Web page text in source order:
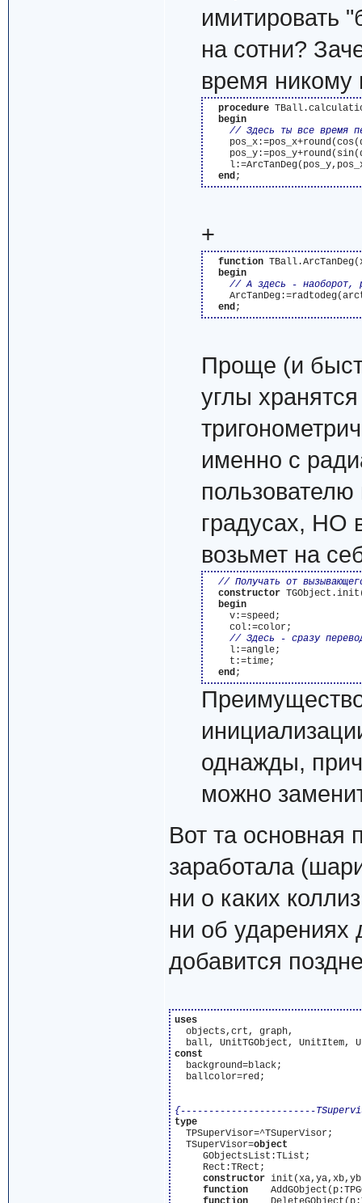
имитировать
на сотни?
время никому
procedure
begin
end
+
function
begin
end
Проще (и
углы
именно с
пользователю
градусах, НО
возьмет на
constructor
begin
    v:=speed;
    col:=color;
    l:=angle;
    t:=time;
end
однажды,
можно
Вот та основная
заработала
ни о каких
ни об ударениях
добавится
uses
  objects,crt, graph,
const
  background=black;
  ballcolor=red;
{------------------------
type
  TPSuperVisor=^TSuperVisor;
  TSuperVisor=
object
     GObjectsList:TList;
     Rect:TRect;
constructor
function